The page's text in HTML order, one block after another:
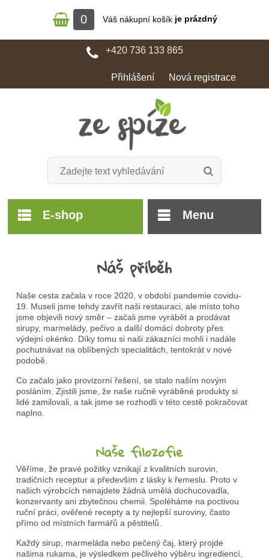
+420 736 133 865
Přihlášení Nová registrace
0 Váš nákupní košík je prázdný
E-shop Menu
Náš příběh
Naše cesta začala v roce 2020, v období pandemie covidu-
19. Museli jsme tehdy zavřít naši restauraci, ale místo toho
jsme objevili nový směr – začali jsme vyrábět a prodávat
sirupy, marmelády, pečivo a další domácí dobroty přes
výdejní okénko. Díky tomu si naši zákazníci mohli i nadále
pochutnávat na oblíbených specialitách, tentokrát v nové
podobě.
Co začalo jako provizorní řešení, se stalo naším novým
posláním. Zjistili jsme, že naše ručně vyráběné produkty si
lidé zamilovali, a tak jsme se rozhodli v této cestě pokračovat
naplno.
Naše filozofie
Věříme, že pravé požitky vznikají z kvalitních surovin,
tradičních receptur a především z lásky k řemeslu. Proto v
našich výrobcích nenajdete žádná umělá dochucovadla,
konzervanty ani zbytečnou chemii. Spoléháme na poctivou
ruční práci, ověřené recepty a ty nejlepší suroviny, často
přímo od místních farmářů a pěstitelů.
Každý sirup, marmeláda nebo pečený čaj, který projde
našima rukama, je výsledkem pečlivého výběru ingrediencí,